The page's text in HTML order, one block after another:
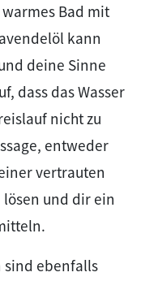
Bad mit
kann
deine Sinne
dass das Wasser
nicht zu
entweder
vertrauten
und dir ein
sind ebenfalls